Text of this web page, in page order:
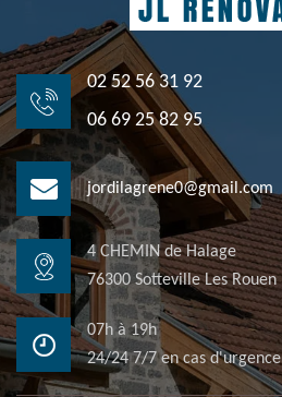
02 52 56 31 92
06 69 25 82 95
jordilagrene0@gmail.com
4 CHEMIN de Halage
76300 Sotteville Les Rouen
07h à 19h
24/24 7/7 en cas d'urgence